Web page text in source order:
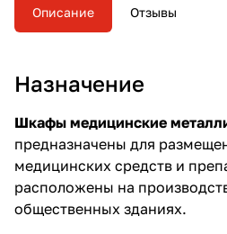
Описание Отзывы
Назначение
Шкафы медицинские
предназначены для
медицинских средств и
расположены на
общественных зданиях.